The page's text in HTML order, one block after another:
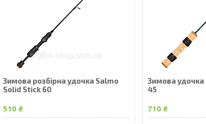
Зимова розбірна удочка Salmo
Solid Stick 60
510 ₴
Зимова
45
710 ₴